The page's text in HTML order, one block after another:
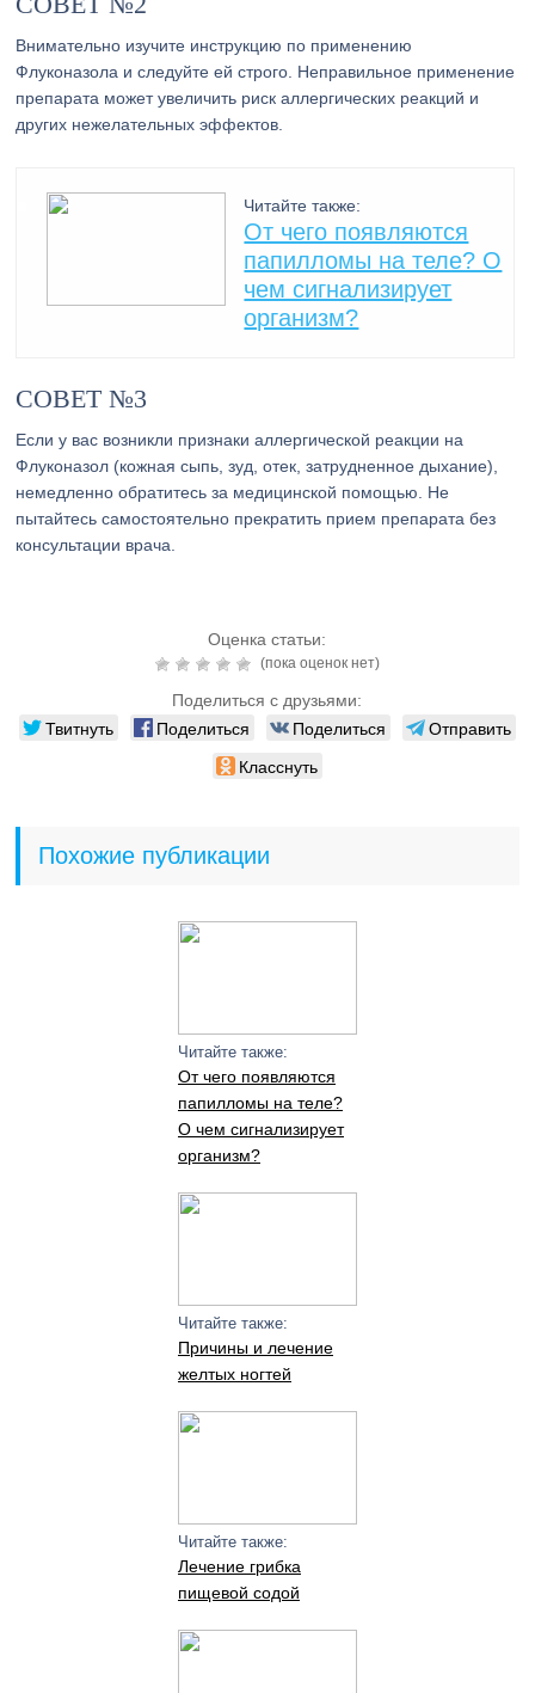
Внимательно изучите инструкцию по применению
Флуконазола и следуйте ей строго. Неправильное применение
препарата может увеличить риск аллергических реакций и
других нежелательных эффектов.
Читайте также:
От чего появляются
папилломы на теле? О
чем сигнализирует
организм?
СОВЕТ №3
Если у вас возникли признаки аллергической реакции на
Флуконазол (кожная сыпь, зуд, отек, затрудненное дыхание),
немедленно обратитесь за медицинской помощью. Не
пытайтесь самостоятельно прекратить прием препарата без
консультации врача.
Оценка статьи:
(пока оценок нет)
Поделиться с друзьями:
Твитнуть Поделиться Поделиться
Отправить
Класснуть
Похожие публикации
Читайте также:
От чего появляются
папилломы на теле?
О чем сигнализирует
организм?
Читайте также:
Причины и лечение
желтых ногтей
Читайте также:
Лечение грибка
пищевой содой